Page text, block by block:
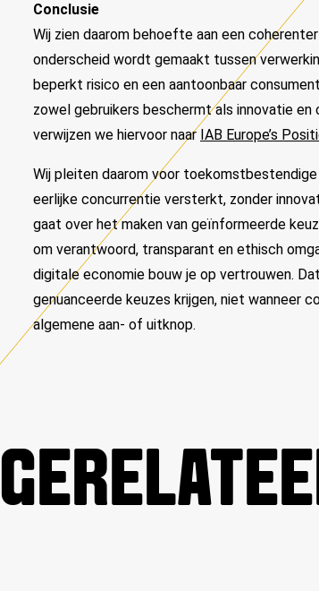
Conclusie
Wij zien daarom behoefte aan een
onderscheid wordt gemaakt tussen
beperkt risico en een aantoonbaar
zowel gebruikers beschermt als innovatie
verwijzen we hiervoor naar IAB Europe’s
Wij pleiten daarom voor
eerlijke concurrentie versterkt, zonder
gaat over het maken van geïnformeerde
om verantwoord, transparant en ethisch
digitale economie bouw je op vertrouwen.
genuanceerde keuzes krijgen, niet wanneer
algemene aan- of uitknop.